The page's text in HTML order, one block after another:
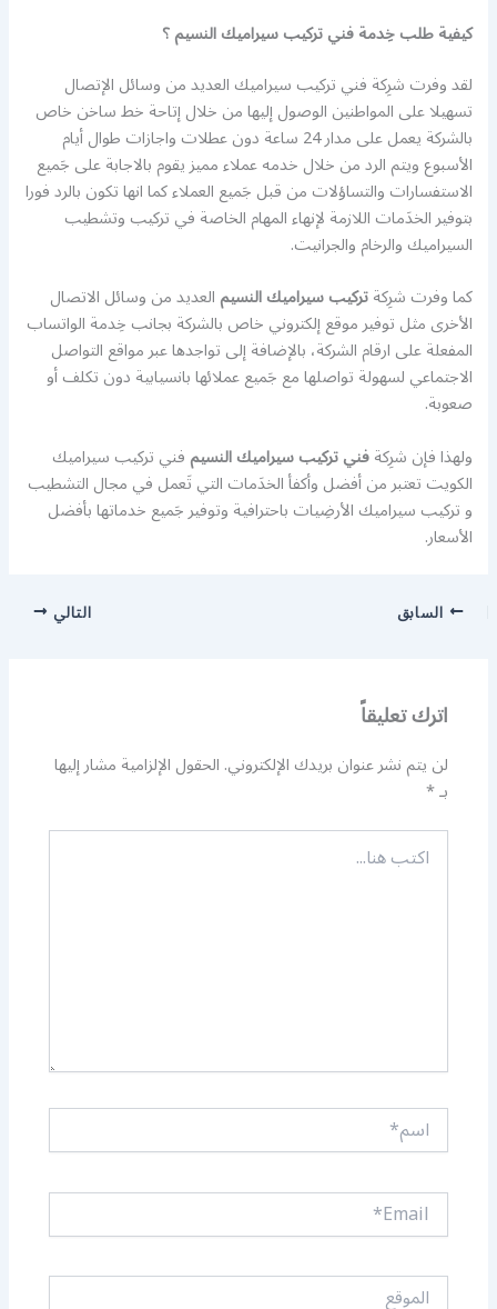
كيفية طلب خِدمة فني تركيب سيراميك النسيم ؟
لقد وفرت شرِكة فني تركيب سيراميك العديد من وسائل الإتصال
تسهيلا على المواطنين الوصول إليها من خلال إتاحة خط ساخن خاص
بالشركة يعمل على مدار 24 ساعة دون عطلات واجازات طوال أيام
الأسبوع ويتم الرد من خلال خدمه عملاء مميز يقوم بالاجابة على جَميع
الاستفسارات والتساؤلات من قبل جَميع العملاء كما انها تكون بالرد فورا
بتوفير الخدَمات اللازمة لإنهاء المهام الخاصة في تركيب وتشطيب
السيراميك والرخام والجرانيت.
كما وفرت شرِكةتركيب سيراميك النسيمالعديد من وسائل الاتصال
الأخرى مثل توفير موقع إلكتروني خاص بالشركة بجانب خِدمة الواتساب
المفعلة على ارقام الشركة، بالإضافة إلى تواجدها عبر مواقع التواصل
الاجتماعي لسهولة تواصلها مع جَميع عملائها بانسيابية دون تكلف أو
صعوبة.
ولهذا فإن شرِكةفني تركيب سيراميك النسيمفني تركيب سيراميك
الكويت تعتبر من أفضل وأكفأ الخدَمات التي تَعمل في مجال التشطيب
و تركيب سيراميك الأرضِيات باحترافية وتوفير جَميع خدماتها بأفضل
الأسعار.
السابق التالي
اترك تعليقاً
لن يتم نشر عنوان بريدك الإلكتروني.الحقول الإلزامية مشار إليها
بـ*
اكتب
هنا...
اسم*
Email*
الموقع